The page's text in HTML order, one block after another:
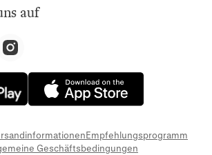
auf
Empfehlungsprogramm
Geschäftsbedingungen